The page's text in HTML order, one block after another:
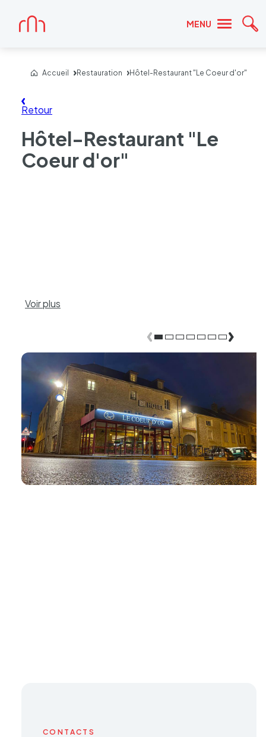
MENU
Accueil
Accueil Restauration Hôtel-Restaurant "Le Coeur d'or"
Retour
Hôtel-Restaurant "Le
Coeur d'or"
Voir plus
CONTACTS